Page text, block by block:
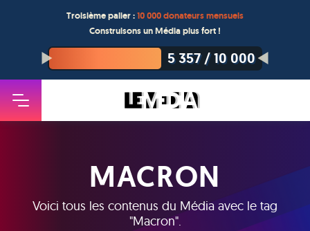
Troisième palier :10 000 donateurs mensuels
Construisons un Média plus fort !
5 357/10 000
MACRON
Voici tous les contenus du Média avec le tag
"Macron".